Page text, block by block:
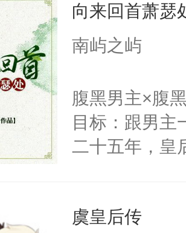
向来回首萧瑟
南屿之屿
腹黑男主×腹
目标：跟男主
二十五年，皇
第五年，沛帝
虞皇后传